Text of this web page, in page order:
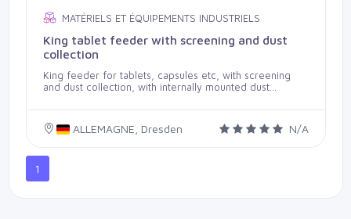
MATÉRIELS ET ÉQUIPEMENTS INDUSTRIELS
King tablet feeder with screening and dust
collection
King feeder for tablets, capsules etc, with screening
and dust collection, with internally mounted dust
ALLEMAGNE, Dresden N/A
1